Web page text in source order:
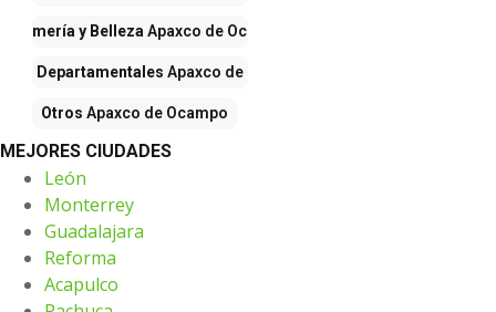
y Belleza Apaxco de Ocampo
Departamentales Apaxco de Ocampo
Otros Apaxco de Ocampo
MEJORES CIUDADES
León
Monterrey
Guadalajara
Reforma
Acapulco